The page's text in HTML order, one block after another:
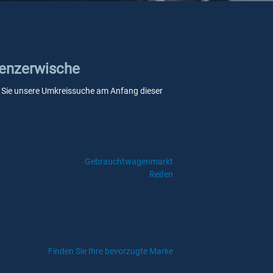
unsere Umkreissuche am Anfang dieser
Gebrauchtwagenmarkt
Reifen
Finden Sie Ihre bevorzugte Marke